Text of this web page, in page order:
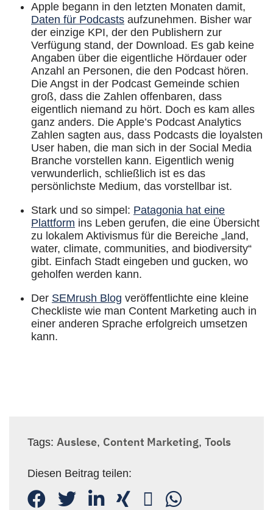
Apple begann in den letzten Monaten damit,
Daten für Podcasts aufzunehmen. Bisher war
der einzige KPI, der den Publishern zur
Verfügung stand, der Download. Es gab keine
Angaben über die eigentliche Hördauer oder
Anzahl an Personen, die den Podcast hören.
Die Angst in der Podcast Gemeinde schien
groß, dass die Zahlen offenbaren, dass
eigentlich niemand zu hört. Doch es kam alles
ganz anders. Die Apple’s Podcast Analytics
Zahlen sagten aus, dass Podcasts die loyalsten
User haben, die man sich in der Social Media
Branche vorstellen kann. Eigentlich wenig
verwunderlich, schließlich ist es das
persönlichste Medium, das vorstellbar ist.
Stark und so simpel: Patagonia hat eine
Plattform ins Leben gerufen, die eine Übersicht
zu lokalem Aktivismus für die Bereiche „land,
water, climate, communities, and biodiversity“
gibt. Einfach Stadt eingeben und gucken, wo
geholfen werden kann.
Der SEMrush Blog veröffentlichte eine kleine
Checkliste wie man Content Marketing auch in
einer anderen Sprache erfolgreich umsetzen
kann.
Tags: Auslese, Content Marketing, Tools
Diesen Beitrag teilen: